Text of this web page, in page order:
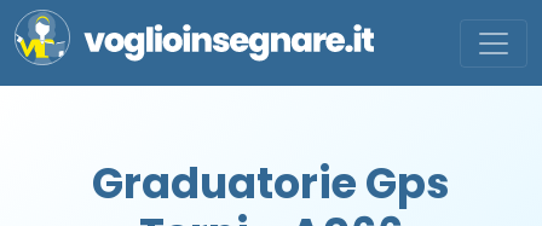
Graduatorie Gps